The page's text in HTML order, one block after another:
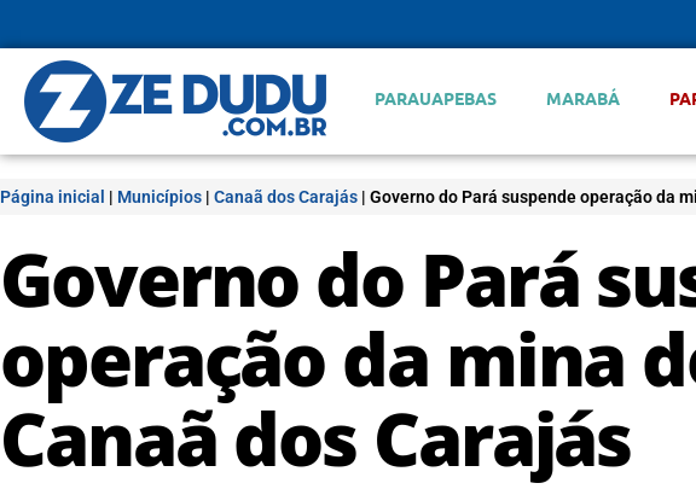
PARAUAPEBAS MARABÁ
Página inicial | Municípios | Canaã dos Carajás | Governo do Pará suspende operação da
Governo do Pará
operação da mina
Canaã dos Carajás